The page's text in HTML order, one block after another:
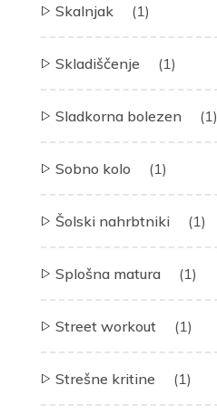
Skalnjak (1)
Skladiščenje (1)
Sladkorna bolezen (1)
Sobno kolo (1)
Šolski nahrbtniki (1)
Splošna matura (1)
Street workout (1)
Strešne kritine (1)